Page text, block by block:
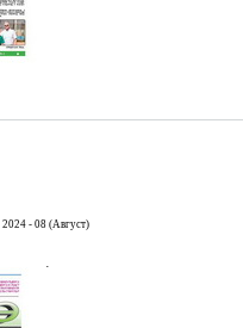
2024 - 08 (Август)